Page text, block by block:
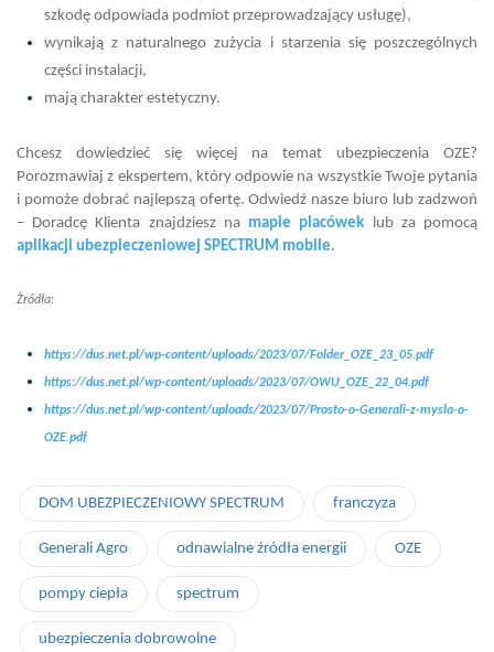
szkodę odpowiada podmiot przeprowadzający usługę),
wynikają z naturalnego zużycia i starzenia się poszczególnych
części instalacji,
mają charakter estetyczny.
Chcesz dowiedzieć się więcej na temat ubezpieczenia OZE?
Porozmawiaj z ekspertem, który odpowie na wszystkie Twoje pytania
i pomoże dobrać najlepszą ofertę. Odwiedź nasze biuro lub zadzwoń
– Doradcę Klienta znajdziesz na mapie placówek lub za pomocą
aplikacji ubezpieczeniowej SPECTRUM mobile.
Źródła:
https://dus.net.pl/wp-content/uploads/2023/07/Folder_OZE_23_05.pdf
https://dus.net.pl/wp-content/uploads/2023/07/OWU_OZE_22_04.pdf
https://dus.net.pl/wp-content/uploads/2023/07/Prosto-o-Generali-z-mysla-o-
OZE.pdf
DOM UBEZPIECZENIOWY SPECTRUM franczyza
Generali Agro odnawialne źródła energii OZE
pompy ciepła spectrum
ubezpieczenia dobrowolne